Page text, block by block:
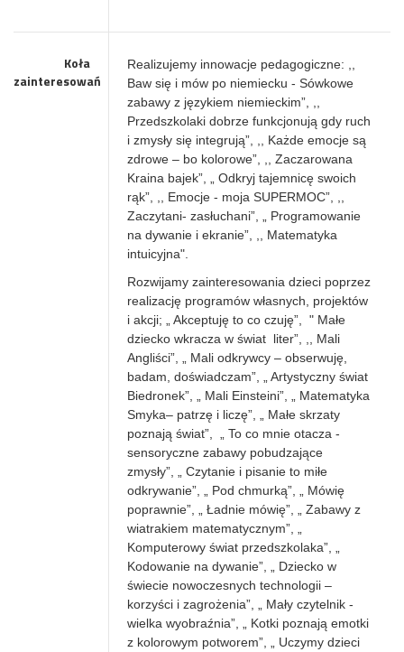
Koła
zainteresowań
Realizujemy innowacje pedagogiczne:
Baw się i mów po niemiecku - Sówkowe
zabawy z językiem niemieckim”, ,,
Przedszkolaki dobrze funkcjonują gdy ruch
i zmysły się integrują”, ,, Każde emocje są
zdrowe – bo kolorowe”, ,, Zaczarowana
Kraina bajek”, „ Odkryj tajemnicę swoich
rąk”, ,, Emocje - moja SUPERMOC”, ,,
Zaczytani- zasłuchani”, „ Programowanie
na dywanie i ekranie”, ,, Matematyka
intuicyjna".
Rozwijamy zainteresowania dzieci poprzez
realizację programów własnych, projektów
i akcji; „ Akceptuję to co czuję”, " Małe
dziecko wkracza w świat liter”, ,, Mali
Angliści”, „ Mali odkrywcy – obserwuję,
badam, doświadczam”, „ Artystyczny świat
Biedronek”, „ Mali Einsteini”, „ Matematyka
Smyka– patrzę i liczę”, „ Małe skrzaty
poznają świat”, „ To co mnie otacza -
sensoryczne zabawy pobudzające
zmysły”, „ Czytanie i pisanie to miłe
odkrywanie”, „ Pod chmurką”, „ Mówię
poprawnie”, „ Ładnie mówię”, „ Zabawy z
wiatrakiem matematycznym”, „
Komputerowy świat przedszkolaka”, „
Kodowanie na dywanie”, „ Dziecko w
świecie nowoczesnych technologii –
korzyści i zagrożenia”, „ Mały czytelnik -
wielka wyobraźnia”, „ Kotki poznają emotki
z kolorowym potworem”, „ Uczymy dzieci